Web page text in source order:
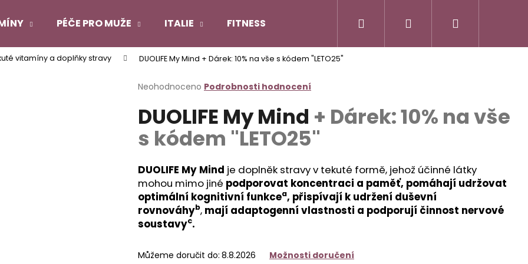
PÉČE PRO MUŽE ITALIE FITNESS DuoLife Club - plný výhod O nás
Přihlášení
vitamíny a doplňky stravy DUOLIFE My Mind + Dárek: 10% na vše s kódem "LETO25"
Průměrné
produktu
je
z
hvězdiček.
Neohodnoceno Podrobnosti hodnocení
DUOLIFE My Mind + Dárek: 10% na vše
s kódem "LETO25"
DUOLIFE My Mind je doplněk stravy v tekuté formě, jehož účinné látky
mohou mimo jiné podporovat koncentraci a paměť, pomáhají udržovat
optimální kognitivní funkcea, přispívají k udržení duševní
rovnováhyb, mají adaptogenní vlastnosti a podporují činnost nervové
soustavyc.
Můžeme doručit do: 8.8.2026 Možnosti doručení
Co potřebujete najít?
HLEDAT
DUOLIFE KERATIN HAIR COMPLEX